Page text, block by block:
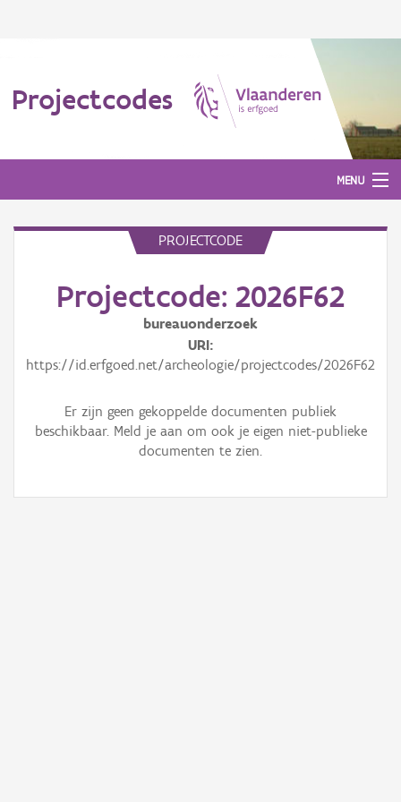
Projectcodes
MENU
PROJECTCODE
Projectcode: 2026F62
bureauonderzoek
URI
https://id.erfgoed.net/archeologie/projectcodes/2026F62
Er zijn geen gekoppelde documenten publiek
beschikbaar. Meld je aan om ook je eigen niet-publieke
documenten te zien.